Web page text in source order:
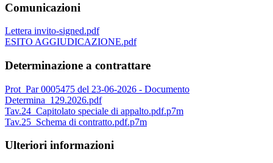
Comunicazioni
Lettera invito-signed.pdf
ESITO AGGIUDICAZIONE.pdf
Determinazione a contrattare
Prot_Par 0005475 del 23-06-2026 - Documento
Determina_129.2026.pdf
Tav.24_Capitolato speciale di appalto.pdf.p7m
Tav.25_Schema di contratto.pdf.p7m
Ulteriori informazioni